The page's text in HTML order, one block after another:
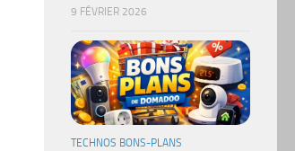
9 FÉVRIER 2026
TECHNOS BONS-PLANS